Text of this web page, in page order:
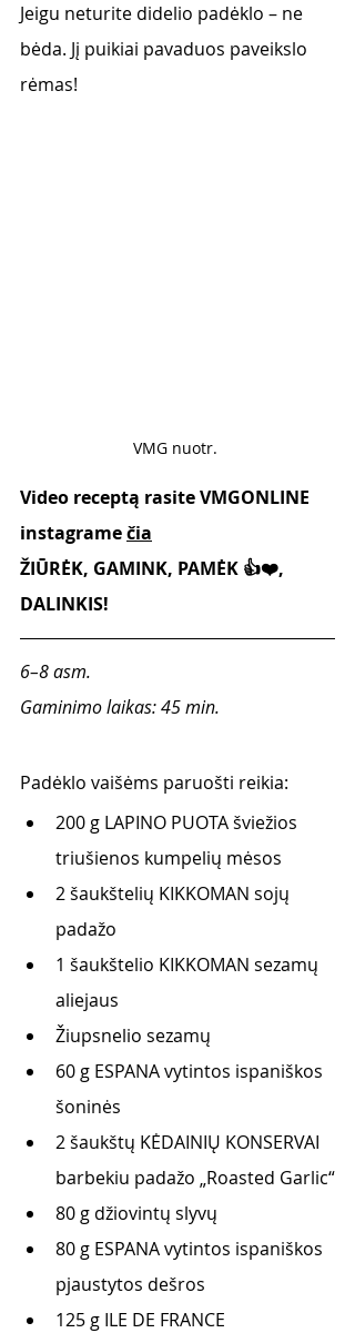
Jeigu neturite didelio padėklo – ne
bėda. Jį puikiai pavaduos paveikslo
rėmas!
VMG nuotr.
Video receptą rasite VMGONLINE
instagrame čia
ŽIŪRĖK, GAMINK, PAMĖK 👍❤️,
DALINKIS!
6–8 asm.
Gaminimo laikas: 45 min.
Padėklo vaišėms paruošti reikia:
200 g LAPINO PUOTA šviežios
triušienos kumpelių mėsos
2 šaukštelių KIKKOMAN sojų
padažo
1 šaukštelio KIKKOMAN sezamų
aliejaus
Žiupsnelio sezamų
60 g ESPANA vytintos ispaniškos
šoninės
2 šaukštų KĖDAINIŲ KONSERVAI
barbekiu padažo „Roasted Garlic“
80 g džiovintų slyvų
80 g ESPANA vytintos ispaniškos
pjaustytos dešros
125 g ILE DE FRANCE